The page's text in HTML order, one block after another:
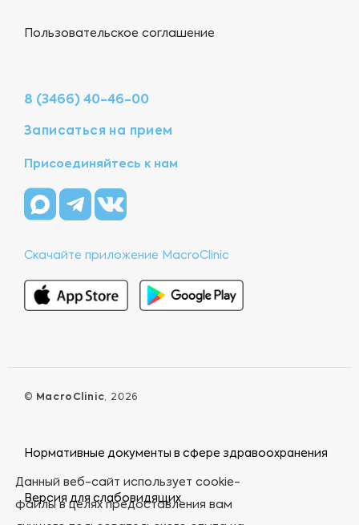
Пользовательское соглашение
8 (3466) 40-46-00
Записаться на прием
Присоединяйтесь к нам
Скачайте приложение MacroClinic
© MacroClinic, 2026
Нормативные документы в сфере здравоохранения
Версия для слабовидящих
Данный веб-сайт использует cookie-
файлы в целях предоставления вам